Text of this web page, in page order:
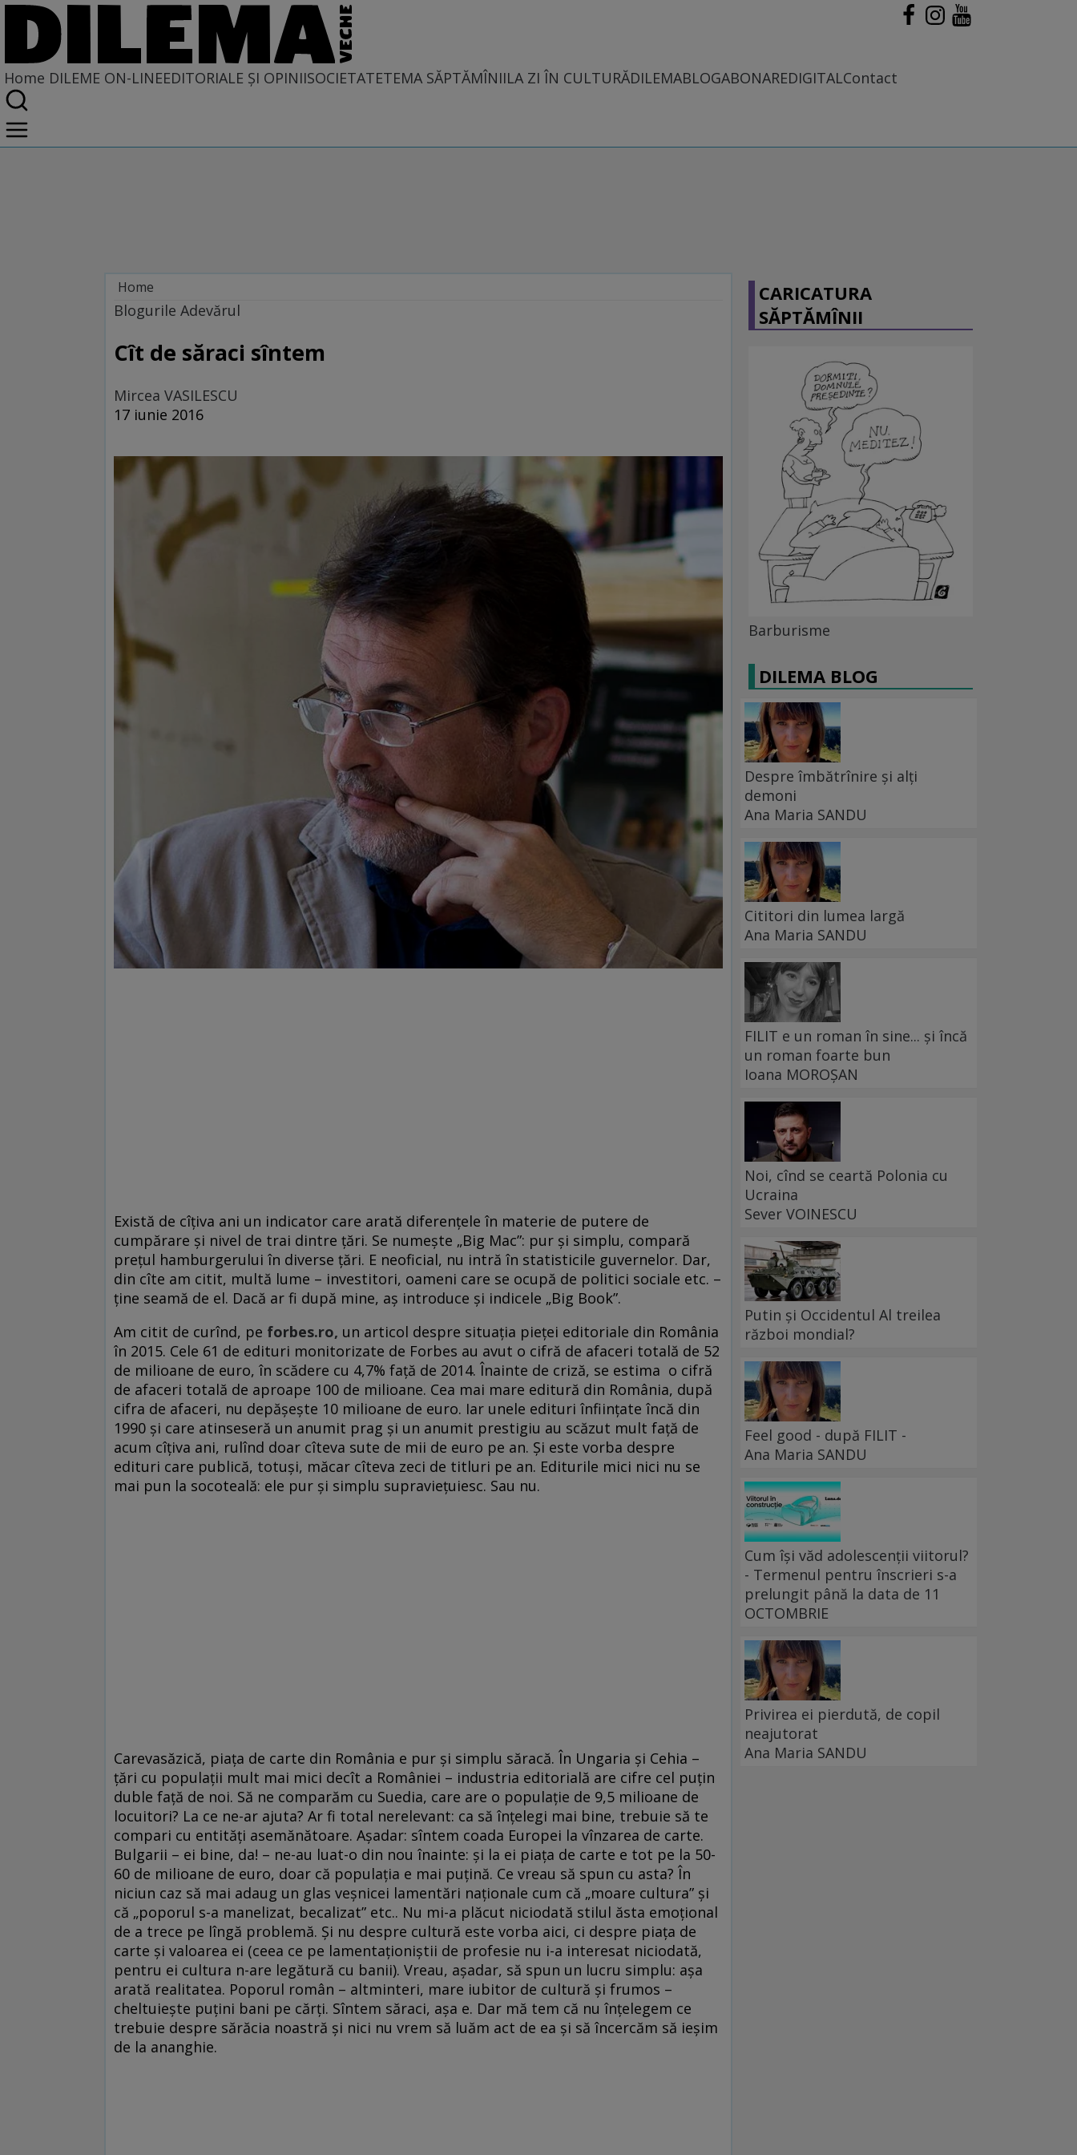
Home DILEME ON-LINEEDITORIALE ȘI OPINIISOCIETATETEMA SĂPTĂMÎNIILA ZI ÎN CULTURĂDILEMABLOGABONAREDIGITALContact
Home
Dileme on-line
Blogurile Adevărul
Cît de săraci sîntem
Mircea VASILESCU
17 iunie 2016
Există de cîţiva ani un indicator care arată diferenţele în materie de putere de
cumpărare şi nivel de trai dintre ţări. Se numeşte „Big Mac”: pur şi simplu, compară
preţul hamburgerului în diverse ţări. E neoficial, nu intră în statisticile guvernelor. Dar,
din cîte am citit, multă lume – investitori, oameni care se ocupă de politici sociale etc. –
ţine seamă de el. Dacă ar fi după mine, aş introduce şi indicele „Big Book”.
Am citit de curînd, pe forbes.ro, un articol despre situaţia pieţei editoriale din România
în 2015. Cele 61 de edituri monitorizate de Forbes au avut o cifră de afaceri totală de 52
de milioane de euro, în scădere cu 4,7% faţă de 2014. Înainte de criză, se estima o cifră
de afaceri totală de aproape 100 de milioane. Cea mai mare editură din România, după
cifra de afaceri, nu depăşeşte 10 milioane de euro. Iar unele edituri înfiinţate încă din
1990 şi care atinseseră un anumit prag şi un anumit prestigiu au scăzut mult faţă de
acum cîţiva ani, rulînd doar cîteva sute de mii de euro pe an. Şi este vorba despre
edituri care publică, totuşi, măcar cîteva zeci de titluri pe an. Editurile mici nici nu se
mai pun la socoteală: ele pur şi simplu supravieţuiesc. Sau nu.
Carevasăzică, piaţa de carte din România e pur şi simplu săracă. În Ungaria şi Cehia –
ţări cu populaţii mult mai mici decît a României – industria editorială are cifre cel puţin
duble faţă de noi. Să ne comparăm cu Suedia, care are o populaţie de 9,5 milioane de
locuitori? La ce ne-ar ajuta? Ar fi total nerelevant: ca să înţelegi mai bine, trebuie să te
compari cu entităţi asemănătoare. Aşadar: sîntem coada Europei la vînzarea de carte.
Bulgarii – ei bine, da! – ne-au luat-o din nou înainte: şi la ei piaţa de carte e tot pe la 50-
60 de milioane de euro, doar că populaţia e mai puţină. Ce vreau să spun cu asta? În
niciun caz să mai adaug un glas veşnicei lamentări naţionale cum că „moare cultura” şi
că „poporul s-a manelizat, becalizat” etc.. Nu mi-a plăcut niciodată stilul ăsta emoţional
de a trece pe lîngă problemă. Şi nu despre cultură este vorba aici, ci despre piaţa de
carte şi valoarea ei (ceea ce pe lamentaţioniştii de profesie nu i-a interesat niciodată,
pentru ei cultura n-are legătură cu banii). Vreau, aşadar, să spun un lucru simplu: aşa
arată realitatea. Poporul român – altminteri, mare iubitor de cultură şi frumos –
cheltuieşte puţini bani pe cărţi. Sîntem săraci, aşa e. Dar mă tem că nu înţelegem ce
trebuie despre sărăcia noastră şi nici nu vrem să luăm act de ea şi să încercăm să ieşim
de la ananghie.
CARICATURA
SĂPTĂMÎNII
Barburisme
DILEMA BLOG
Despre îmbătrînire și alți
demoni
Ana Maria SANDU
Cititori din lumea largă
Ana Maria SANDU
FILIT e un roman în sine... și încă
un roman foarte bun
Ioana MOROȘAN
Noi, cînd se ceartă Polonia cu
Ucraina
Sever VOINESCU
Putin și Occidentul Al treilea
război mondial?
Feel good - după FILIT -
Ana Maria SANDU
Cum își văd adolescenții viitorul?
- Termenul pentru înscrieri s-a
prelungit până la data de 11
OCTOMBRIE
Privirea ei pierdută, de copil
neajutorat
Ana Maria SANDU